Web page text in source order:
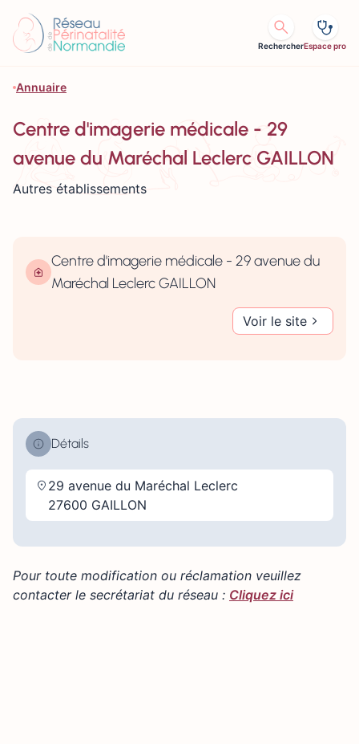
RechercherEspace pro
Annuaire
Centre d'imagerie médicale - 29
avenue du Maréchal Leclerc GAILLON
Autres établissements
Centre d'imagerie médicale - 29 avenue du
Maréchal Leclerc GAILLON
Voir le site
Détails
29 avenue du Maréchal Leclerc
27600 GAILLON
Pour toute modification ou réclamation veuillez
contacter le secrétariat du réseau : Cliquez ici